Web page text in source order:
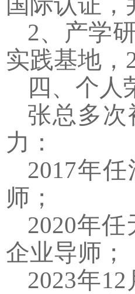
2、产学
实践基地，
四、个人
张总多
力：
2017年任
师；
2020年任
企业导师；
2023年12